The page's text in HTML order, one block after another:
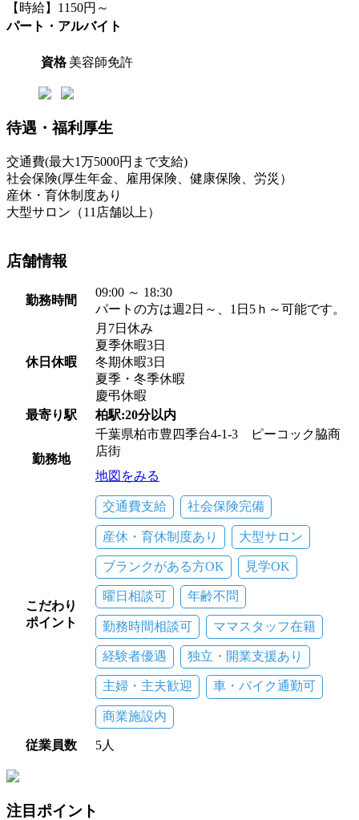
【時給】1150円～
パート・アルバイト
資格 美容師免許
待遇・福利厚生
交通費(最大1万5000円まで支給)
社会保険(厚生年金、雇用保険、健康保険、労災）
産休・育休制度あり
大型サロン（11店舗以上）
店舗情報
勤務時間
09:00 ～ 18:30
パートの方は週2日～、1日5ｈ～可能です。
休日休暇
月7日休み
夏季休暇3日
冬期休暇3日
夏季・冬季休暇
慶弔休暇
最寄り駅
柏駅:20分以内
勤務地
千葉県柏市豊四季台4-1-3 ピーコック脇商
店街
地図をみる
こだわり
ポイント
交通費支給 社会保険完備
産休・育休制度あり 大型サロン
ブランクがある方OK 見学OK
曜日相談可 年齢不問
勤務時間相談可 ママスタッフ在籍
経験者優遇 独立・開業支援あり
主婦・主夫歓迎 車・バイク通勤可
商業施設内
従業員数 5人
注目ポイント